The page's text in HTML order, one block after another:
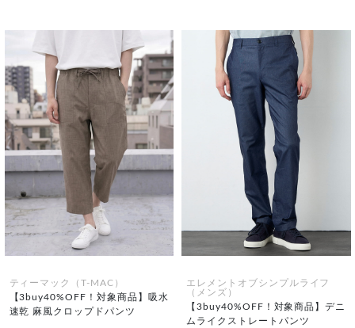
ティーマック（T-MAC）
【3buy40%OFF！対象商品】吸水
速乾 麻風クロップドパンツ
エレメントオブシンプルライフ
（メンズ）
【3buy40%OFF！対象商品】デニ
ムライクストレートパンツ